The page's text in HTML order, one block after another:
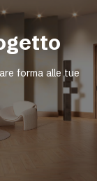
forma alle tue